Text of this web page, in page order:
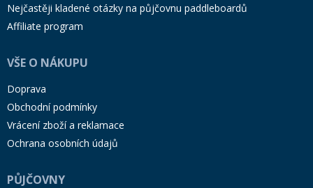
Nejčastěji kladené otázky na půjčovnu paddleboardů
Affiliate program
VŠE O NÁKUPU
Doprava
Obchodní podmínky
Vrácení zboží a reklamace
Ochrana osobních údajů
PŮJČOVNY